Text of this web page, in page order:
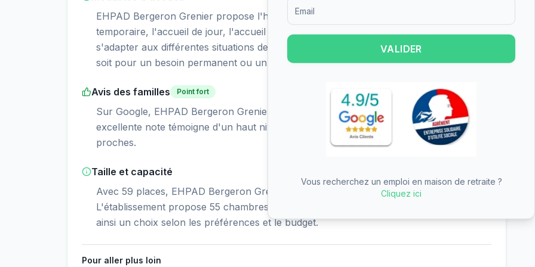
EHPAD Bergeron Grenier propose l'hébergement permanent, l'hébergement
temporaire, l'accueil de jour, l'accueil de nuit. Cette diversité d'offres permet de
s'adapter aux différentes situations des personnes âgées et de leurs familles, que ce
soit pour un besoin permanent ou un répit temporaire.
Avis des familles Point fort
Sur Google, EHPAD Bergeron Grenier obtient une note de 5/5 basée sur 15 avis. Cette
excellente note témoigne d'un haut niveau de satisfaction des résidents et de leurs
proches.
Taille et capacité
Avec 59 places, EHPAD Bergeron Grenier est un établissement de taille moyenne.
L'établissement propose 55 chambres individuelles et 2 chambres doubles, offrant
ainsi un choix selon les préférences et le budget.
Pour aller plus loin
VALIDER
Vous recherchez un emploi en maison de retraite ?
Cliquez ici